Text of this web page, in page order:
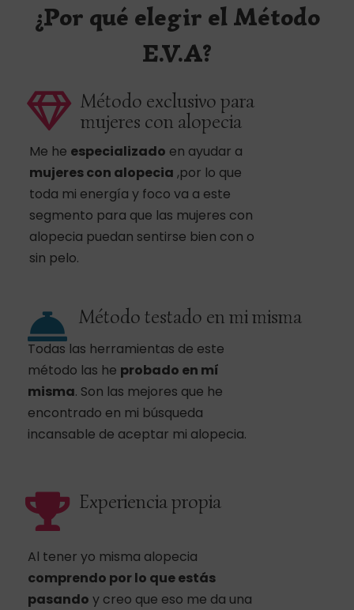
¿Por qué elegir el Método
E.V.A?
Método exclusivo para
mujeres con alopecia
Me he especializado en ayudar a
mujeres con alopecia ,por lo que
toda mi energía y foco va a este
segmento para que las mujeres con
alopecia puedan sentirse bien con o
sin pelo.
Método testado en mi misma
Todas las herramientas de este
método las he probado en mí
misma. Son las mejores que he
encontrado en mi búsqueda
incansable de aceptar mi alopecia.
Experiencia propia
Al tener yo misma alopecia
comprendo por lo que estás
pasando y creo que eso me da una